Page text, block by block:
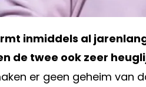
inmiddels al
de twee ook zeer
er geen geheim van